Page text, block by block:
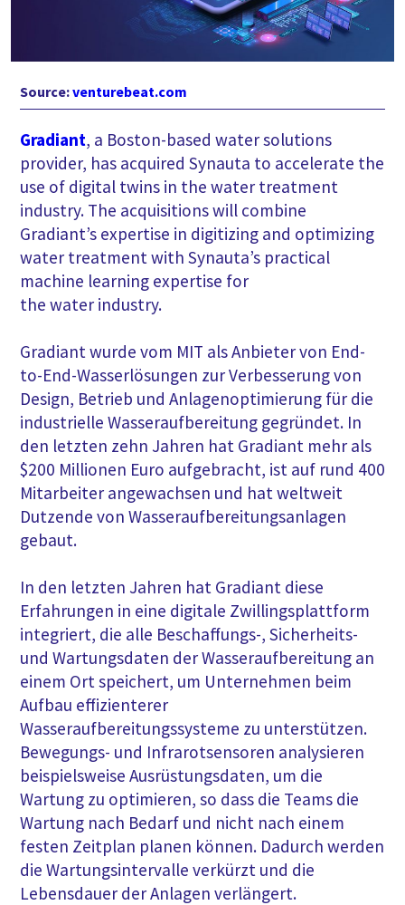
Source:venturebeat.com
Gradiant, a Boston-based water solutions
provider, has acquired Synauta to accelerate the
use of digital twins in the water treatment
industry. The acquisitions will combine
Gradiant’s expertise in digitizing and optimizing
water treatment with Synauta’s practical
machine learning expertise for
the water industry.
Gradiant wurde vom MIT als Anbieter von End-
to-End-Wasserlösungen zur Verbesserung von
Design, Betrieb und Anlagenoptimierung für die
industrielle Wasseraufbereitung gegründet. In
den letzten zehn Jahren hat Gradiant mehr als
$200 Millionen Euro aufgebracht, ist auf rund 400
Mitarbeiter angewachsen und hat weltweit
Dutzende von Wasseraufbereitungsanlagen
gebaut.
In den letzten Jahren hat Gradiant diese
Erfahrungen in eine digitale Zwillingsplattform
integriert, die alle Beschaffungs-, Sicherheits-
und Wartungsdaten der Wasseraufbereitung an
einem Ort speichert, um Unternehmen beim
Aufbau effizienterer
Wasseraufbereitungssysteme zu unterstützen.
Bewegungs- und Infrarotsensoren analysieren
beispielsweise Ausrüstungsdaten, um die
Wartung zu optimieren, so dass die Teams die
Wartung nach Bedarf und nicht nach einem
festen Zeitplan planen können. Dadurch werden
die Wartungsintervalle verkürzt und die
Lebensdauer der Anlagen verlängert.